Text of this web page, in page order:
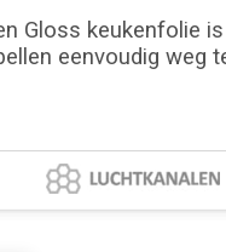
Gloss keukenfolie
eenvoudig